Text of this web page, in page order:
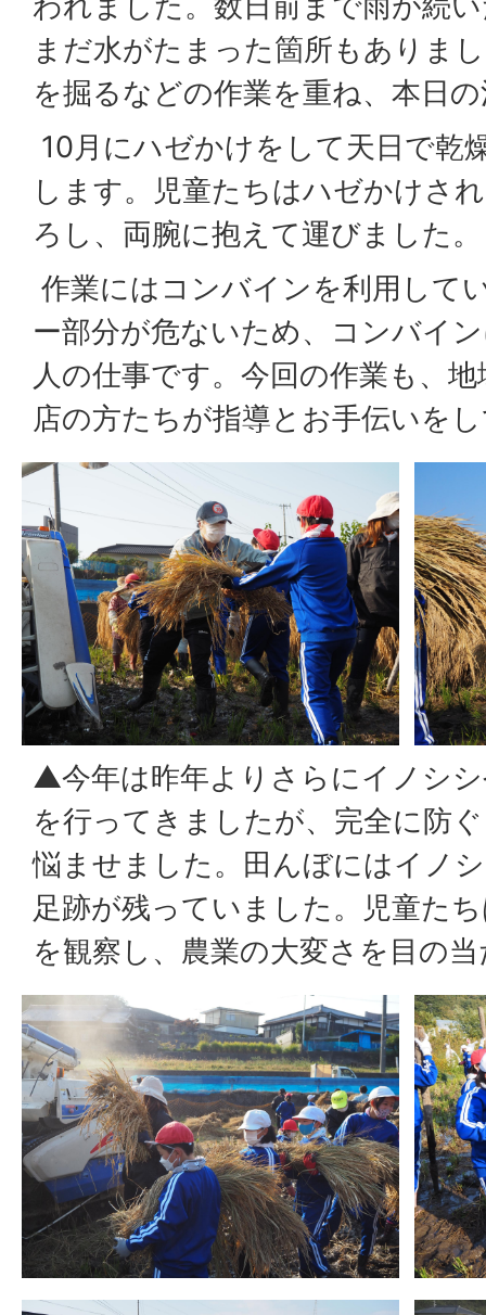
まだ水がたまった箇所もありま
を掘るなどの作業を重ね、本日
10月にハゼかけをして天日で乾
します。児童たちはハゼかけさ
ろし、両腕に抱えて運びました。
作業にはコンバインを利用して
ー部分が危ないため、コンバイ
人の仕事です。今回の作業も、
店の方たちが指導とお手伝いを
▲今年は昨年よりさらにイノシ
を行ってきましたが、完全に防
悩ませました。田んぼにはイノ
足跡が残っていました。児童た
を観察し、農業の大変さを目の